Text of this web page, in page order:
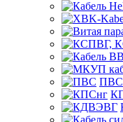
ПВС